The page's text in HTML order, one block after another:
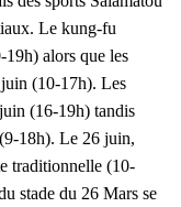
Le kung-fu
alors que les
(10-17h). Les
(16-19h) tandis
18h). Le 26 juin,
traditionnelle (10-
stade du 26 Mars se